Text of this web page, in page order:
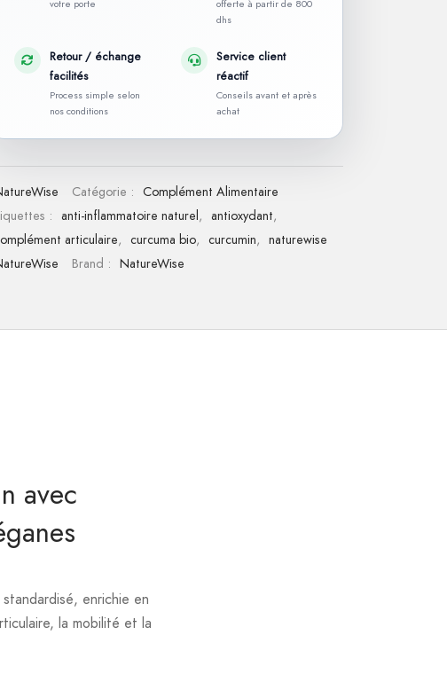
votre porte
offerte à partir de 800
dhs
Retour / échange
facilités
Process simple selon
nos conditions
Service client
réactif
Conseils avant et après
achat
Catégorie : Complément Alimentaire
: anti-inflammatoire naturel, antioxydant,
articulaire, curcuma bio, curcumin, naturewise
Brand : NatureWise
avec
enrichie en
la mobilité et la